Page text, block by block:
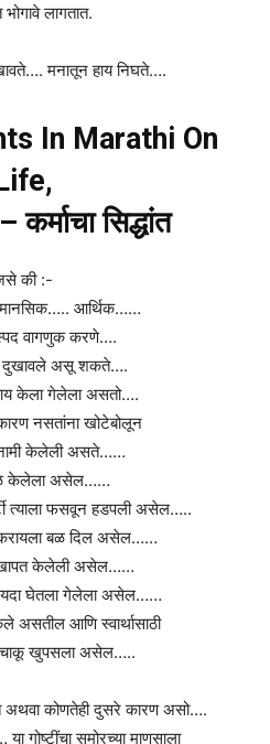
लागतात.
मनातून हाय निघते….
In Marathi On
कर्माचा सिद्धांत
की :-
मानसिक….. आर्थिक……
वागणुक करणे….
दुखावले असू शकते….
केला गेलेला असतो….
नसतांना खोटेबोलून
केलेली असते……
केलेला असेल……
त्याला फसवून हडपली असेल…..
बळ दिल असेल……
केलेली असेल……
घेतला गेलेला असेल……
असतील आणि स्वार्थासाठी
चाकू खुपसला असेल…..
अथवा कोणतेही दुसरे कारण असो….
गोष्टींचा समोरच्या माणसाला